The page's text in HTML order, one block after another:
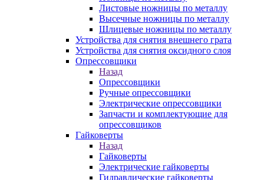
Листовые ножницы по металлу
Высечные ножницы по металлу
Шлицевые ножницы по металлу
Устройства для снятия внешнего грата
Устройства для снятия оксидного слоя
Опрессовщики
Назад
Опрессовщики
Ручные опрессовщики
Электрические опрессовщики
Запчасти и комплектующие для
опрессовщиков
Гайковерты
Назад
Гайковерты
Электрические гайковерты
Гидравлические гайковерты